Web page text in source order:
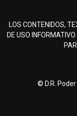
LOS CONTENIDOS,
DE USO
© D.R.